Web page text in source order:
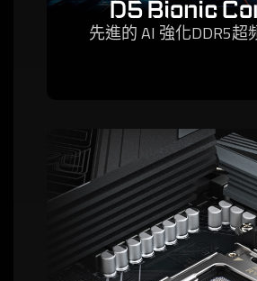
D5 Bionic
先進的 AI 強化DDR5超